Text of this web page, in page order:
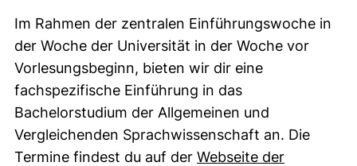
Im Rahmen der zentralen Einführungswoche in
der Woche der Universität in der Woche vor
Vorlesungsbeginn, bieten wir dir eine
fachspezifische Einführung in das
Bachelorstudium der Allgemeinen und
Vergleichenden Sprachwissenschaft an. Die
Termine findest du auf der Webseite der